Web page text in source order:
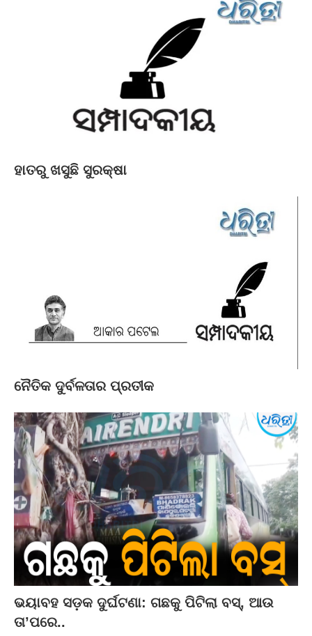
ହାତରୁ ଖସୁଛି ସୁରକ୍ଷା
ନୈତିକ ଦୁର୍ବଳତାର ପ୍ରତୀକ
ଭୟାବହ ସଡ଼କ ଦୁର୍ଘଟଣା: ଗଛକୁ ପିଟିଲା ବସ୍‌, ଆଉ
ତା’ପରେ..